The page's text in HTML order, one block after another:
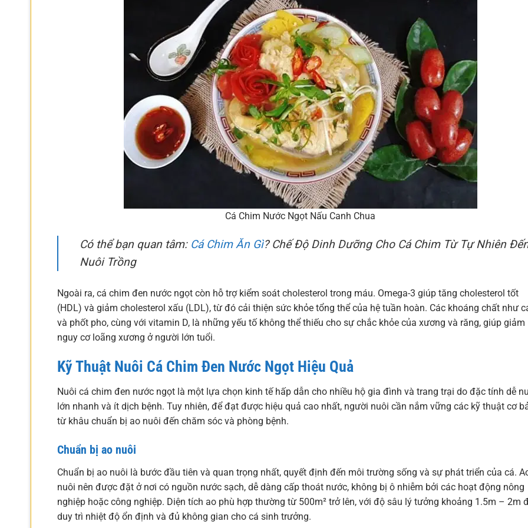
Cá Chim Nước Ngọt Nấu Canh Chua
Có thể bạn quan tâm: Cá Chim Ăn Gì? Chế Độ Dinh Dưỡng Cho Cá Chim Từ Tự Nhiên
Nuôi Trồng
Ngoài ra, cá chim đen nước ngọt còn hỗ trợ kiểm soát cholesterol trong máu. Omega-3 giúp tăng cholesterol tốt
(HDL) và giảm cholesterol xấu (LDL), từ đó cải thiện sức khỏe tổng thể của hệ tuần hoàn. Các khoáng chất như
và phốt pho, cùng với vitamin D, là những yếu tố không thể thiếu cho sự chắc khỏe của xương và răng, giúp giảm
nguy cơ loãng xương ở người lớn tuổi.
Kỹ Thuật Nuôi Cá Chim Đen Nước Ngọt Hiệu Quả
Nuôi cá chim đen nước ngọt là một lựa chọn kinh tế hấp dẫn cho nhiều hộ gia đình và trang trại do đặc tính dễ
lớn nhanh và ít dịch bệnh. Tuy nhiên, để đạt được hiệu quả cao nhất, người nuôi cần nắm vững các kỹ thuật cơ
từ khâu chuẩn bị ao nuôi đến chăm sóc và phòng bệnh.
Chuẩn bị ao nuôi
Chuẩn bị ao nuôi là bước đầu tiên và quan trọng nhất, quyết định đến môi trường sống và sự phát triển của cá.
nuôi nên được đặt ở nơi có nguồn nước sạch, dễ dàng cấp thoát nước, không bị ô nhiễm bởi các hoạt động nông
nghiệp hoặc công nghiệp. Diện tích ao phù hợp thường từ 500m² trở lên, với độ sâu lý tưởng khoảng 1.5m – 2m
duy trì nhiệt độ ổn định và đủ không gian cho cá sinh trưởng.